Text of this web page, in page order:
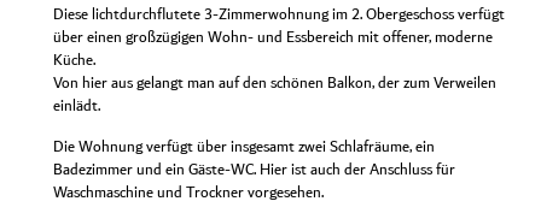
Diese lichtdurchflutete 3-Zimmerwohnung im 2. Obergeschoss verfügt
über einen großzügigen Wohn- und Essbereich mit offener, moderne
Küche.
Von hier aus gelangt man auf den schönen Balkon, der zum Verweilen
einlädt.
Die Wohnung verfügt über insgesamt zwei Schlafräume, ein
Badezimmer und ein Gäste-WC. Hier ist auch der Anschluss für
Waschmaschine und Trockner vorgesehen.